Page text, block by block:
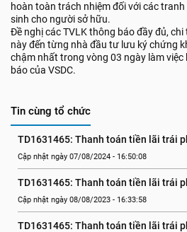
hoàn toàn trách nhiệm đối với các
sinh cho người sở hữu.
Đề nghị các TVLK thông báo đầy đủ,
này đến từng nhà đầu tư lưu ký chứng
chậm nhất trong vòng 03 ngày làm
báo của VSDC.
Tin cùng tổ chức
TD1631465: Thanh toán tiền lãi trái
Cập nhật ngày 07/08/2024 - 16:50:08
TD1631465: Thanh toán tiền lãi trái
Cập nhật ngày 08/08/2023 - 16:33:58
TD1631465: Thanh toán tiền lãi trái